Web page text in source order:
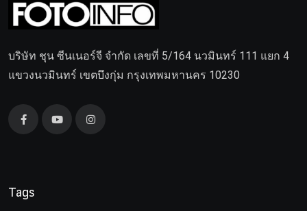
บริษัท ชุน ซีนเนอร์จี จำกัด เลขที่ 5/164 นวมินทร์ 111 แยก 4
แขวงนวมินทร์ เขตบึงกุ่ม กรุงเทพมหานคร 10230
Tags